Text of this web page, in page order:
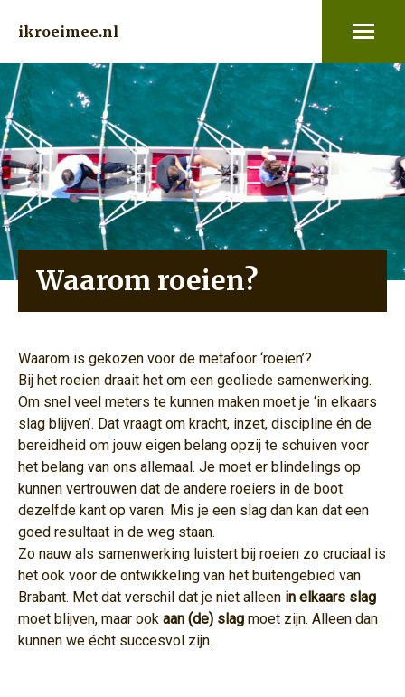
ikroeimee.nl
Waarom roeien?
Waarom is gekozen voor de metafoor ‘roeien’?
Bij het roeien draait het om een geoliede samenwerking.
Om snel veel meters te kunnen maken moet je ‘in elkaars
slag blijven’. Dat vraagt om kracht, inzet, discipline én de
bereidheid om jouw eigen belang opzij te schuiven voor
het belang van ons allemaal. Je moet er blindelings op
kunnen vertrouwen dat de andere roeiers in de boot
dezelfde kant op varen. Mis je een slag dan kan dat een
goed resultaat in de weg staan.
Zo nauw als samenwerking luistert bij roeien zo cruciaal is
het ook voor de ontwikkeling van het buitengebied van
Brabant. Met dat verschil dat je niet alleen in elkaars slag
moet blijven, maar ook aan (de) slag moet zijn. Alleen dan
kunnen we écht succesvol zijn.